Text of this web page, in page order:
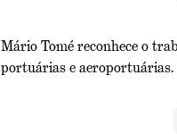
Mário Tomé reconhece o
portuárias e aeroportuárias.